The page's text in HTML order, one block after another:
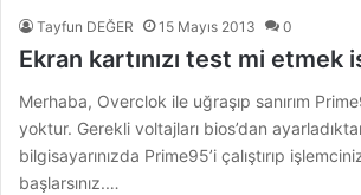
Tayfun DEĞER 15 Mayıs 2013 0
Ekran kartınızı test mi etmek
Merhaba, Overclok ile uğraşıp sanırım
yoktur. Gerekli voltajları bios’dan
bilgisayarınızda Prime95’i çalıştırıp
başlarsınız.…